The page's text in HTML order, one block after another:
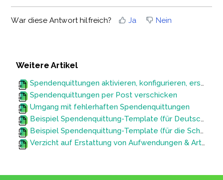
War diese Antwort hilfreich? Ja Nein
Weitere Artikel
Spendenquittungen aktivieren, konfigurieren, erstellen, annullieren und löschen
Spendenquittungen per Post verschicken
Umgang mit fehlerhaften Spendenquittungen
Beispiel Spendenquittung-Template (für Deutschland)
Beispiel Spendenquittung-Template (für die Schweiz)
Verzicht auf Erstattung von Aufwendungen & Art der Zuwendung bzw. Zustiftung hinterlegen